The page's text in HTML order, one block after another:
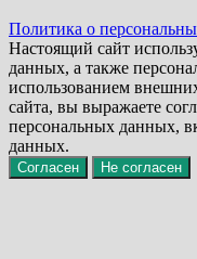
Политика о
Настоящий сайт
данных, а также
использованием
сайта, вы выражаете
персональных данных,
данных.
Согласен Не согласен